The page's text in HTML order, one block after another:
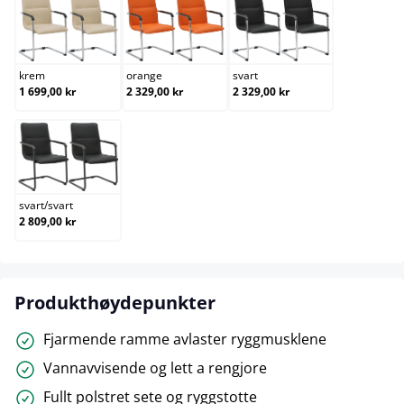
krem
krem
1 699,00 kr
orange
orange
2 329,00 kr
svart
svart
2 329,00 kr
svart/svart
svart/svart
2 809,00 kr
Produkthøydepunkter
Fjarmende ramme avlaster ryggmusklene
Vannavvisende og lett a rengjore
Fullt polstret sete og ryggstotte